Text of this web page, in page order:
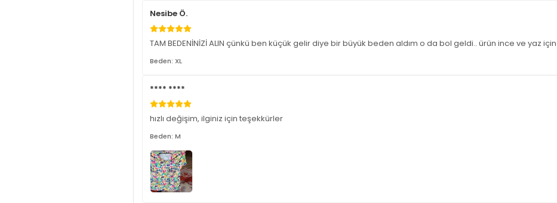
Nesibe Ö.
TAM BEDENİNİZİ ALIN çünkü ben küçük gelir diye bir büyük beden aldım o da bol geldi.. ürün ince ve yaz
Beden: XL
**** ****
hızlı değişim, ilginiz için teşekkürler
Beden: M